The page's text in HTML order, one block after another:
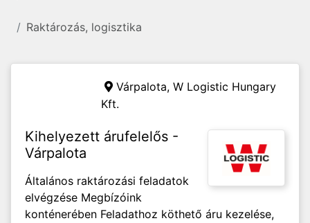
Raktározás, logisztika
Várpalota, W Logistic Hungary
Kft.
Kihelyezett árufelelős -
Várpalota
Általános raktározási feladatok
elvégzése Megbízóink
konténerében Feladathoz köthető áru kezelése,